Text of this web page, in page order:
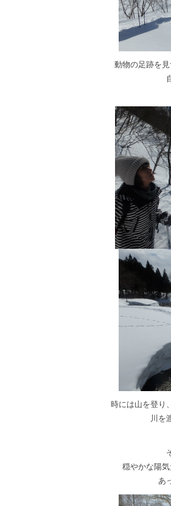
動物の足跡を
時には山を登り
川を
穏やかな陽
あ